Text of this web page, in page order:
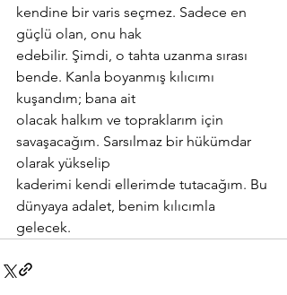
kendine bir varis seçmez. Sadece en
güçlü olan, onu hak
edebilir. Şimdi, o tahta uzanma sırası
bende. Kanla boyanmış kılıcımı
kuşandım; bana ait
olacak halkım ve topraklarım için
savaşacağım. Sarsılmaz bir hükümdar
olarak yükselip
kaderimi kendi ellerimde tutacağım. Bu
dünyaya adalet, benim kılıcımla
gelecek.